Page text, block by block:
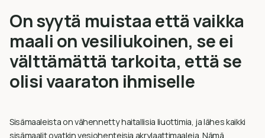
On syytä muistaa että vaikka
maali on vesiliukoinen, se ei
välttämättä tarkoita, että se
olisi vaaraton ihmiselle
Sisämaaleista on vähennetty haitallisia liuottimia, ja lähes kaikki
sisämaalit ovatkin vesiohenteisia akrylaattimaaleja. Nämä